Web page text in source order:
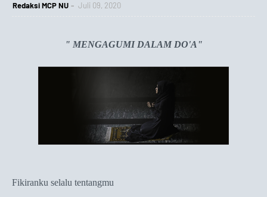
Redaksi MCP NU Juli 09, 2020
" MENGAGUMI DALAM DO'A"
Fikiranku selalu tentangmu